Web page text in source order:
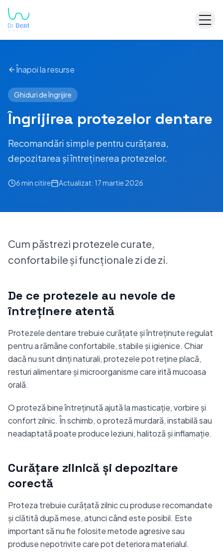
Înapoi la resurse
Ghiduri de îngrijire
Îngrijirea protezelor dentare
Recomandări simple pentru curățarea,
depozitarea și întreținerea protezelor.
6 min citire Actualizat: 17 martie 2026
Cum păstrezi protezele curate,
confortabile și funcționale zi de zi.
De ce protezele au nevoie de
întreținere atentă
Protezele dentare trebuie curățate și întreținute regulat
pentru a rămâne confortabile, stabile și igienice. Chiar
dacă nu sunt dinți naturali, protezele pot reține placă,
resturi alimentare și microorganisme care irită mucoasa
orală.
O proteză bine întreținută ajută la masticație, vorbire și
confort zilnic. În schimb, o proteză murdară, instabilă sau
neadaptată poate produce leziuni, halitoză și inflamație.
Curățare zilnică și depozitare
corectă
Proteza trebuie curățată zilnic cu produse recomandate
și clătită după mese, atunci când este posibil. Este
important să nu fie folosite metode agresive sau
produse nepotrivite care pot deteriora materialul.